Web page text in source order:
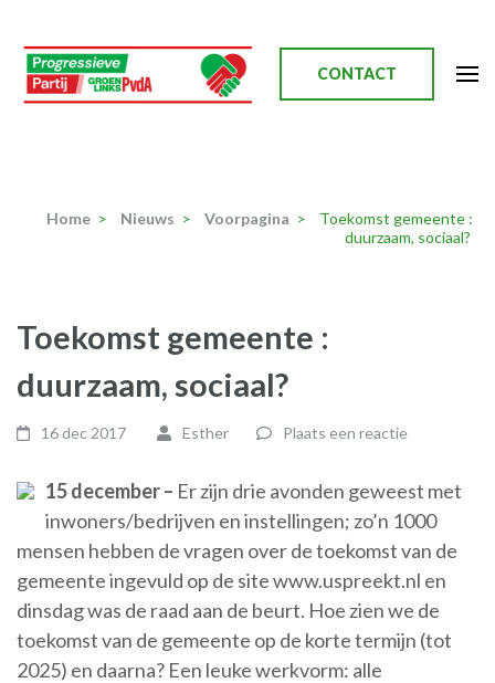
naar
inhoud
(Druk
CONTACT
Home > Nieuws > Voorpagina >
Toekomst gemeente :
duurzaam, sociaal?
Toekomst gemeente :
duurzaam, sociaal?
16 dec 2017 Esther Plaats een reactie
15 december – Er zijn drie avonden geweest met
inwoners/bedrijven en instellingen; zo’n 1000
mensen hebben de vragen over de toekomst van de
gemeente ingevuld op de site www.uspreekt.nl en
dinsdag was de raad aan de beurt. Hoe zien we de
toekomst van de gemeente op de korte termijn (tot
2025) en daarna? Een leuke werkvorm: alle